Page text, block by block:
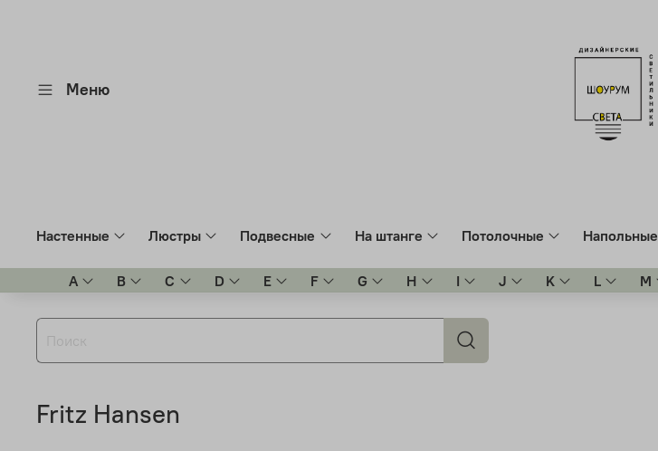
Меню
Настенные Люстры Подвесные На штанге Потолочные Напольные
A B C D E F G H I J K L M
Fritz Hansen